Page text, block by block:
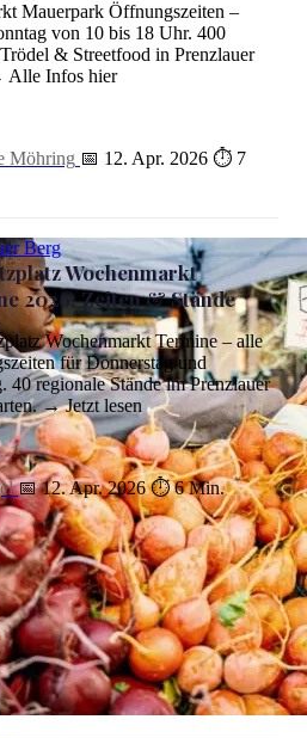
2026: 400 Stände & Anfahrt
Mauerpark Öffnungszeiten –
von 10 bis 18 Uhr. 400
& Streetfood in Prenzlauer
Infos hier
Möhring 📅 12. Apr. 2026 ⏱ 7
Berg
Wochenmarkt
2026: Zeiten & Stände
Wochenmarkt Termine – alle
für Donnerstag und
40 regionale Stände im Prenzlauer
→ Jetzt lesen
📅 12. Apr. 2026 ⏱ 6 Min.